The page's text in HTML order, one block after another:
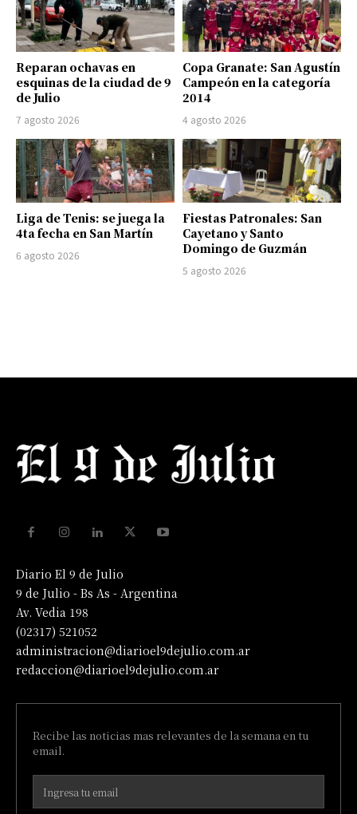
Reparan ochavas en
esquinas de la ciudad de 9
de Julio
7 agosto 2026
Copa Granate: San Agustín
Campeón en la categoría
2014
4 agosto 2026
Liga de Tenis: se juega la
4ta fecha en San Martín
6 agosto 2026
Fiestas Patronales: San
Cayetano y Santo
Domingo de Guzmán
5 agosto 2026
Diario El 9 de Julio
9 de Julio - Bs As - Argentina
Av. Vedia 198
(02317) 521052
administracion@diarioel9dejulio.com.ar
redaccion@diarioel9dejulio.com.ar
Recibe las noticias mas relevantes de la semana en tu
email.